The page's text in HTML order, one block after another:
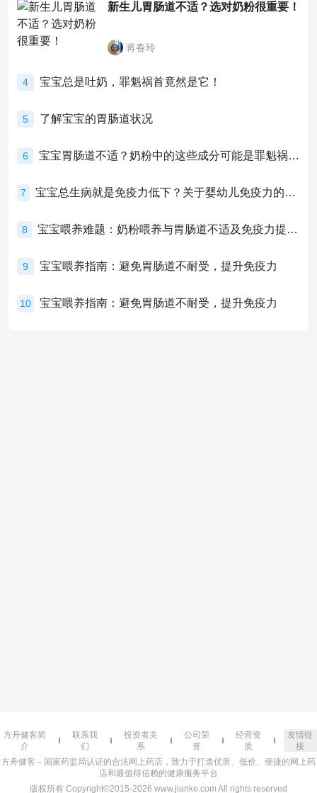
新生儿胃肠道不适？选对奶粉很重要！
蒋春玲
4 宝宝总是吐奶，罪魁祸首竟然是它！
5 了解宝宝的胃肠道状况
6 宝宝胃肠道不适？奶粉中的这些成分可能是罪魁祸首！
7 宝宝总生病就是免疫力低下？关于婴幼儿免疫力的真相，家长必须了解！
8 宝宝喂养难题：奶粉喂养与胃肠道不适及免疫力提升的奥秘
9 宝宝喂养指南：避免胃肠道不耐受，提升免疫力
10 宝宝喂养指南：避免胃肠道不耐受，提升免疫力
方舟健客简
介
联系我
们
投资者关
系
公司荣
誉
经营资
质
友情链
接
方舟健客－国家药监局认证的合法网上药店，致力于打造优质、低价、便捷的网上药
店和最值得信赖的健康服务平台
版权所有 Copyright©2015-2026 www.jianke.com All rights reserved